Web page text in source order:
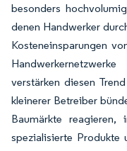
besonders
denen Handwerker
Kosteneinsparungen
verstärken diesen
kleinerer Betreiber
Baumärkte reagieren,
spezialisierte Produkte